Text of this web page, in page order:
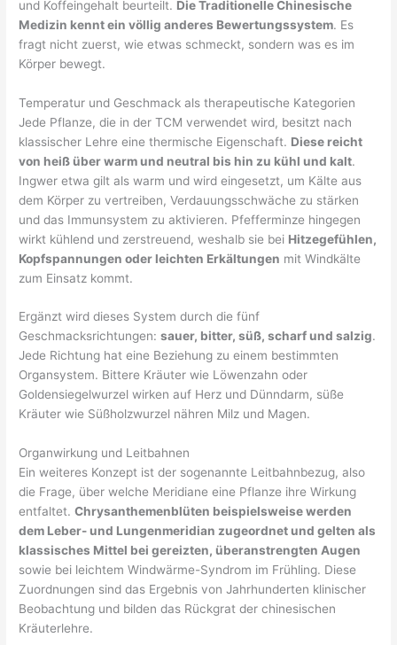
und Koffeingehalt beurteilt. Die Traditionelle Chinesische
Medizin kennt ein völlig anderes Bewertungssystem. Es
fragt nicht zuerst, wie etwas schmeckt, sondern was es im
Körper bewegt.
Temperatur und Geschmack als therapeutische Kategorien
Jede Pflanze, die in der TCM verwendet wird, besitzt nach
klassischer Lehre eine thermische Eigenschaft. Diese reicht
von heiß über warm und neutral bis hin zu kühl und kalt.
Ingwer etwa gilt als warm und wird eingesetzt, um Kälte aus
dem Körper zu vertreiben, Verdauungsschwäche zu stärken
und das Immunsystem zu aktivieren. Pfefferminze hingegen
wirkt kühlend und zerstreuend, weshalb sie bei Hitzegefühlen,
Kopfspannungen oder leichten Erkältungen mit Windkälte
zum Einsatz kommt.
Ergänzt wird dieses System durch die fünf
Geschmacksrichtungen:sauer, bitter, süß, scharf und salzig.
Jede Richtung hat eine Beziehung zu einem bestimmten
Organsystem. Bittere Kräuter wie Löwenzahn oder
Goldensiegelwurzel wirken auf Herz und Dünndarm, süße
Kräuter wie Süßholzwurzel nähren Milz und Magen.
Organwirkung und Leitbahnen
Ein weiteres Konzept ist der sogenannte Leitbahnbezug, also
die Frage, über welche Meridiane eine Pflanze ihre Wirkung
entfaltet.Chrysanthemenblüten beispielsweise werden
dem Leber- und Lungenmeridian zugeordnet und gelten als
klassisches Mittel bei gereizten, überanstrengten Augen
sowie bei leichtem Windwärme-Syndrom im Frühling. Diese
Zuordnungen sind das Ergebnis von Jahrhunderten klinischer
Beobachtung und bilden das Rückgrat der chinesischen
Kräuterlehre.